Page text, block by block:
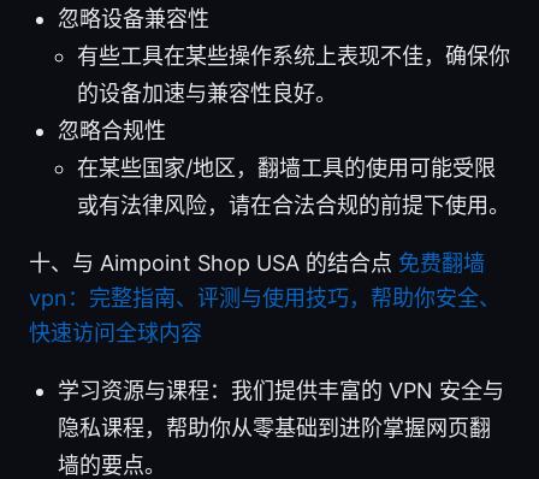
忽略设备兼容性
有些工具在某些操作系统上表现不佳，确保你
的设备加速与兼容性良好。
忽略合规性
在某些国家/地区，翻墙工具的使用可能受限
或有法律风险，请在合法合规的前提下使用。
十、与 Aimpoint Shop USA 的结合点 免费翻墙
vpn：完整指南、评测与使用技巧，帮助你安全、
快速访问全球内容
学习资源与课程：我们提供丰富的 VPN 安全与
隐私课程，帮助你从零基础到进阶掌握网页翻
墙的要点。